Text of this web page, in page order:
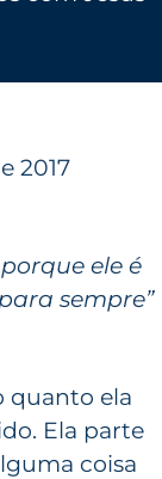
2017
ele é
sempre”
quanto ela
Ela parte
coisa